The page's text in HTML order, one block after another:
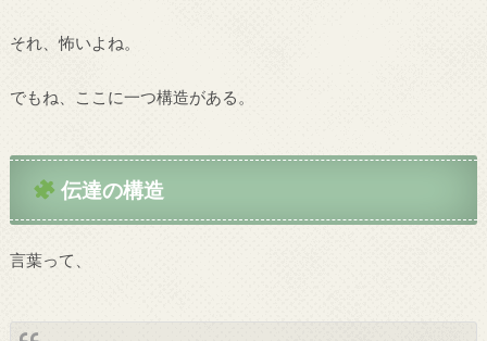
それ、怖いよね。
でもね、ここに一つ構造がある。
伝達の構造
言葉って、